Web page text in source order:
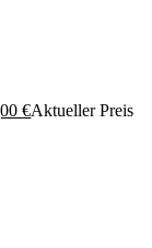
€Aktueller Preis